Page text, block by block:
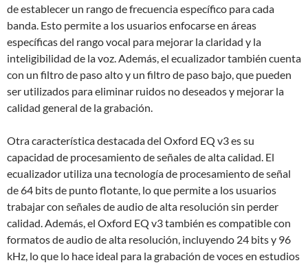
de establecer un rango de frecuencia específico para cada
banda. Esto permite a los usuarios enfocarse en áreas
específicas del rango vocal para mejorar la claridad y la
inteligibilidad de la voz. Además, el ecualizador también cuenta
con un filtro de paso alto y un filtro de paso bajo, que pueden
ser utilizados para eliminar ruidos no deseados y mejorar la
calidad general de la grabación.
Otra característica destacada del Oxford EQ v3 es su
capacidad de procesamiento de señales de alta calidad. El
ecualizador utiliza una tecnología de procesamiento de señal
de 64 bits de punto flotante, lo que permite a los usuarios
trabajar con señales de audio de alta resolución sin perder
calidad. Además, el Oxford EQ v3 también es compatible con
formatos de audio de alta resolución, incluyendo 24 bits y 96
kHz, lo que lo hace ideal para la grabación de voces en estudios